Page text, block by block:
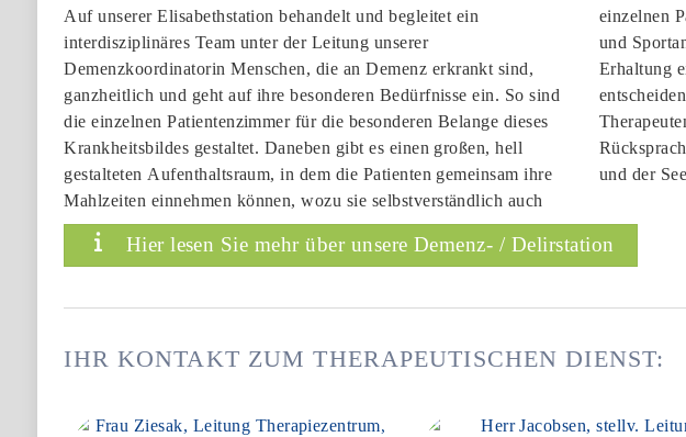
Auf unserer Elisabethstation behandelt und begleitet ein
interdisziplinäres Team unter der Leitung unserer
Demenzkoordinatorin Menschen, die an Demenz erkrankt sind,
ganzheitlich und geht auf ihre besonderen Bedürfnisse ein. So sind
die einzelnen Patientenzimmer für die besonderen Belange dieses
Krankheitsbildes gestaltet. Daneben gibt es einen großen, hell
gestalteten Aufenthaltsraum, in dem die Patienten gemeinsam ihre
Mahlzeiten einnehmen können, wozu sie selbstverständlich auch
einzelnen
und
Erhaltung
und der
Hier lesen Sie mehr über unsere Demenz- / Delirstation
IHR KONTAKT ZUM THERAPEUTISCHEN DIENST: